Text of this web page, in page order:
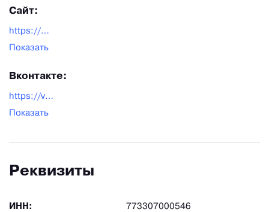
Сайт:
https://avtomatpro.ru
Показать
Вконтакте:
https://vk.ru/avtomatpro_ru
Показать
Реквизиты
ИНН: 773307000546